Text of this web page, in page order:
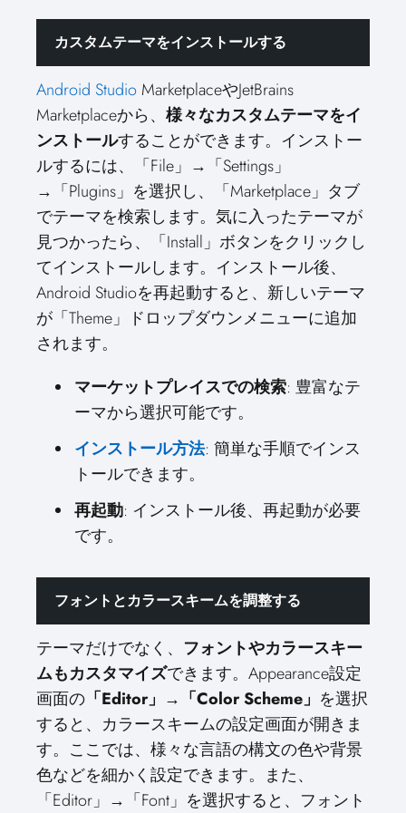
カスタムテーマをインストールする
Android Studio MarketplaceやJetBrains
Marketplaceから、 様々なカスタムテーマをイ
ンストールすることができます。インストー
ルするには、「File」→「Settings」
→「Plugins」を選択し、「Marketplace」タブ
でテーマを検索します。気に入ったテーマが
見つかったら、「Install」ボタンをクリックし
てインストールします。インストール後、
Android Studioを再起動すると、新しいテーマ
が「Theme」ドロップダウンメニューに追加
されます。
マーケットプレイスでの検索: 豊富なテ
ーマから選択可能です。
インストール方法: 簡単な手順でインス
トールできます。
再起動: インストール後、再起動が必要
です。
フォントとカラースキームを調整する
テーマだけでなく、 フォントやカラースキー
ムもカスタマイズできます。Appearance設定
画面の 「Editor」→「Color Scheme」 を選択
すると、カラースキームの設定画面が開きま
す。ここでは、様々な言語の構文の色や背景
色などを細かく設定できます。また、
「Editor」→「Font」を選択すると、フォント